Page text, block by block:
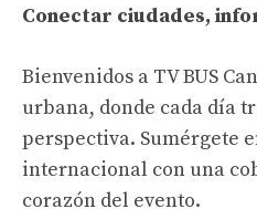
Conectar ciudades,
Bienvenidos a TV BUS
urbana, donde cada día
perspectiva. Sumérgete
internacional con una
corazón del evento.